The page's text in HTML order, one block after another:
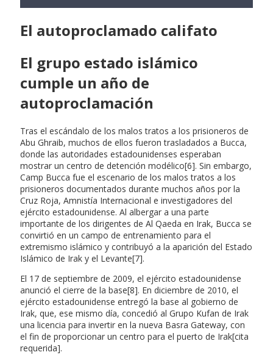
El autoproclamado califato
El grupo estado islámico
cumple un año de
autoproclamación
Tras el escándalo de los malos tratos a los prisioneros de
Abu Ghraib, muchos de ellos fueron trasladados a Bucca,
donde las autoridades estadounidenses esperaban
mostrar un centro de detención modélico[6]. Sin embargo,
Camp Bucca fue el escenario de los malos tratos a los
prisioneros documentados durante muchos años por la
Cruz Roja, Amnistía Internacional e investigadores del
ejército estadounidense. Al albergar a una parte
importante de los dirigentes de Al Qaeda en Irak, Bucca se
convirtió en un campo de entrenamiento para el
extremismo islámico y contribuyó a la aparición del Estado
Islámico de Irak y el Levante[7].
El 17 de septiembre de 2009, el ejército estadounidense
anunció el cierre de la base[8]. En diciembre de 2010, el
ejército estadounidense entregó la base al gobierno de
Irak, que, ese mismo día, concedió al Grupo Kufan de Irak
una licencia para invertir en la nueva Basra Gateway, con
el fin de proporcionar un centro para el puerto de Irak[cita
requerida].